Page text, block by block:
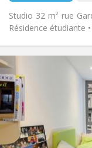
Studio 32 m² rue
Résidence étudiante